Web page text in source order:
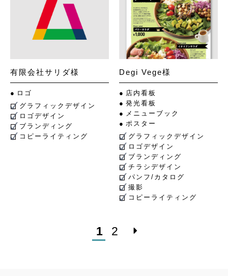
有限会社サリダ様
ロゴ
グラフィックデザイン
ロゴデザイン
ブランディング
コピーライティング
Degi Vege様
店内看板
発光看板
メニューブック
ポスター
グラフィックデザイン
ロゴデザイン
ブランディング
チラシデザイン
パンフ/カタログ
撮影
コピーライティング
1 2